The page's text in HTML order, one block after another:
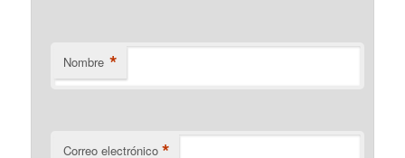
Nombre *
Correo electrónico *